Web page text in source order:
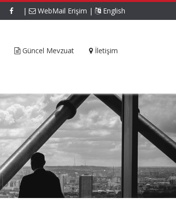
| WebMail Erişim | English
Güncel Mevzuat İletişim